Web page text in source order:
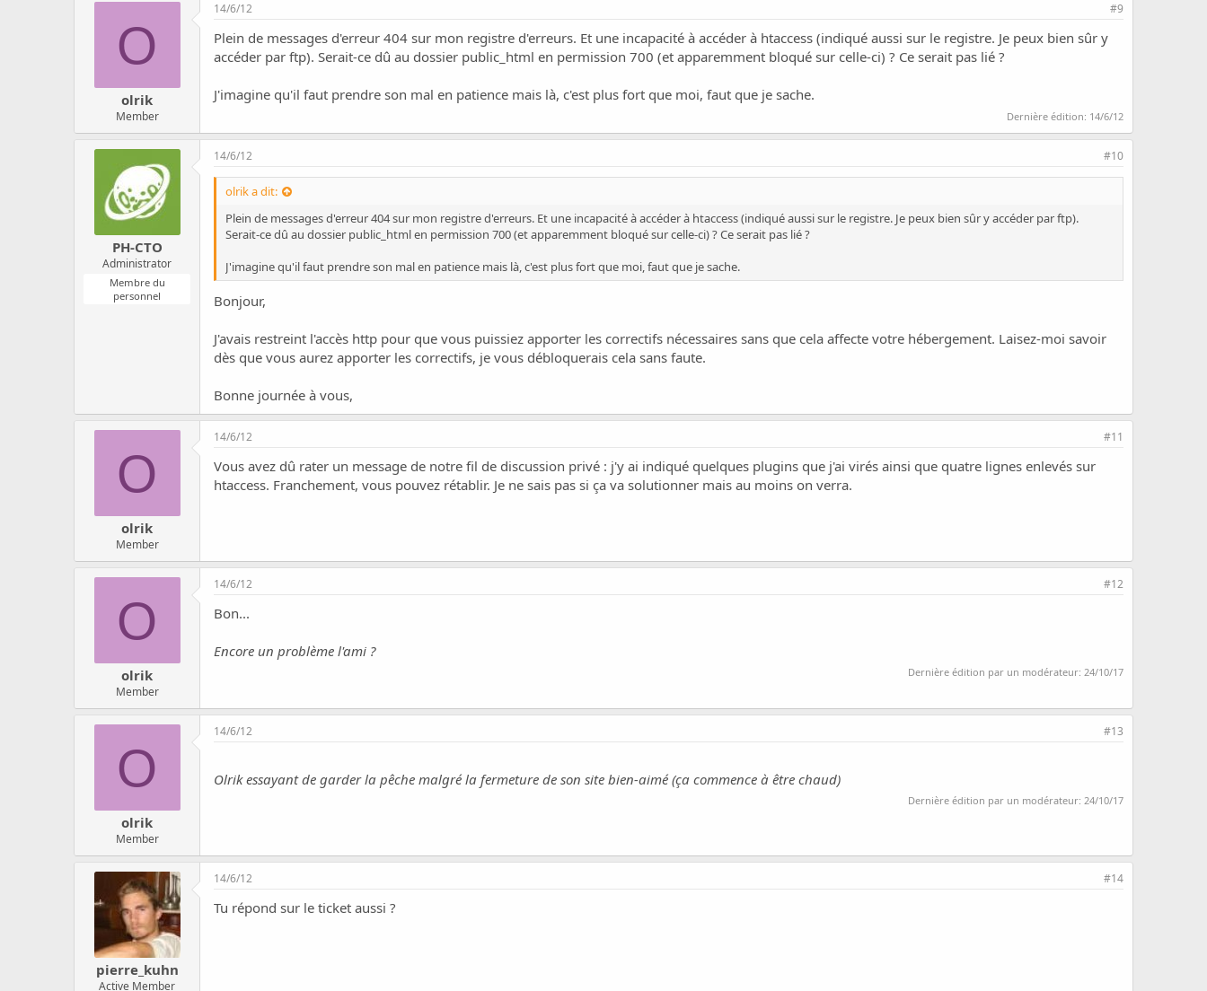
O
olrik
Member
14/6/12 #9
Plein de messages d'erreur 404 sur mon registre d'erreurs. Et une incapacité à accéder à htaccess (indiqué aussi sur le registre. Je peux bien sûr y
accéder par ftp). Serait-ce dû au dossier public_html en permission 700 (et apparemment bloqué sur celle-ci) ? Ce serait pas lié ?
J'imagine qu'il faut prendre son mal en patience mais là, c'est plus fort que moi, faut que je sache.
Dernière édition: 14/6/12
PH-CTO
Administrator
Membre du
personnel
14/6/12 #10
olrik a dit:
Plein de messages d'erreur 404 sur mon registre d'erreurs. Et une incapacité à accéder à htaccess (indiqué aussi sur le registre. Je peux bien sûr y accéder par ftp).
Serait-ce dû au dossier public_html en permission 700 (et apparemment bloqué sur celle-ci) ? Ce serait pas lié ?
J'imagine qu'il faut prendre son mal en patience mais là, c'est plus fort que moi, faut que je sache.
Bonjour,
J'avais restreint l'accès http pour que vous puissiez apporter les correctifs nécessaires sans que cela affecte votre hébergement. Laisez-moi savoir
dès que vous aurez apporter les correctifs, je vous débloquerais cela sans faute.
Bonne journée à vous,
O
olrik
Member
14/6/12 #11
Vous avez dû rater un message de notre fil de discussion privé : j'y ai indiqué quelques plugins que j'ai virés ainsi que quatre lignes enlevés sur
htaccess. Franchement, vous pouvez rétablir. Je ne sais pas si ça va solutionner mais au moins on verra.
O
olrik
Member
14/6/12 #12
Bon...
Encore un problème l'ami ?
Dernière édition par un modérateur: 24/10/17
O
olrik
Member
14/6/12 #13
Olrik essayant de garder la pêche malgré la fermeture de son site bien-aimé (ça commence à être chaud)
Dernière édition par un modérateur: 24/10/17
pierre_kuhn
Active Member
14/6/12 #14
Tu répond sur le ticket aussi ?